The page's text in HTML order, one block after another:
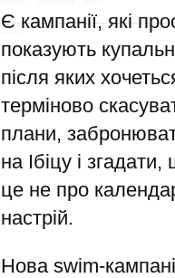
Є кампанії, які
показують
після яких
терміново
плани,
на Ібіцу і
це не про
настрій.
Нова swim-